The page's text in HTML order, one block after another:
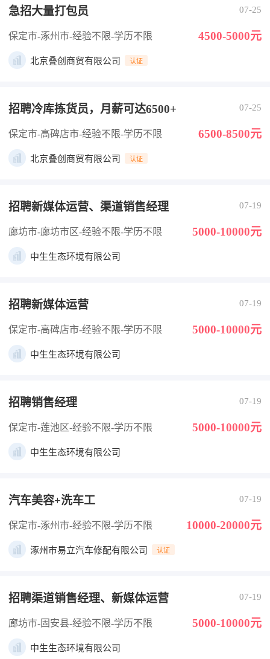
急招大量打包员 07-25
保定市-涿州市-经验不限-学历不限 4500-5000元
北京叠创商贸有限公司 认证
招聘冷库拣货员，月薪可达6500+ 07-25
保定市-高碑店市-经验不限-学历不限 6500-8500元
北京叠创商贸有限公司 认证
招聘新媒体运营、渠道销售经理 07-19
廊坊市-廊坊市区-经验不限-学历不限 5000-10000元
中生生态环境有限公司
招聘新媒体运营 07-19
保定市-高碑店市-经验不限-学历不限 5000-10000元
中生生态环境有限公司
招聘销售经理 07-19
保定市-莲池区-经验不限-学历不限 5000-10000元
中生生态环境有限公司
汽车美容+洗车工 07-19
保定市-涿州市-经验不限-学历不限 10000-20000元
涿州市易立汽车修配有限公司 认证
招聘渠道销售经理、新媒体运营 07-19
廊坊市-固安县-经验不限-学历不限 5000-10000元
中生生态环境有限公司